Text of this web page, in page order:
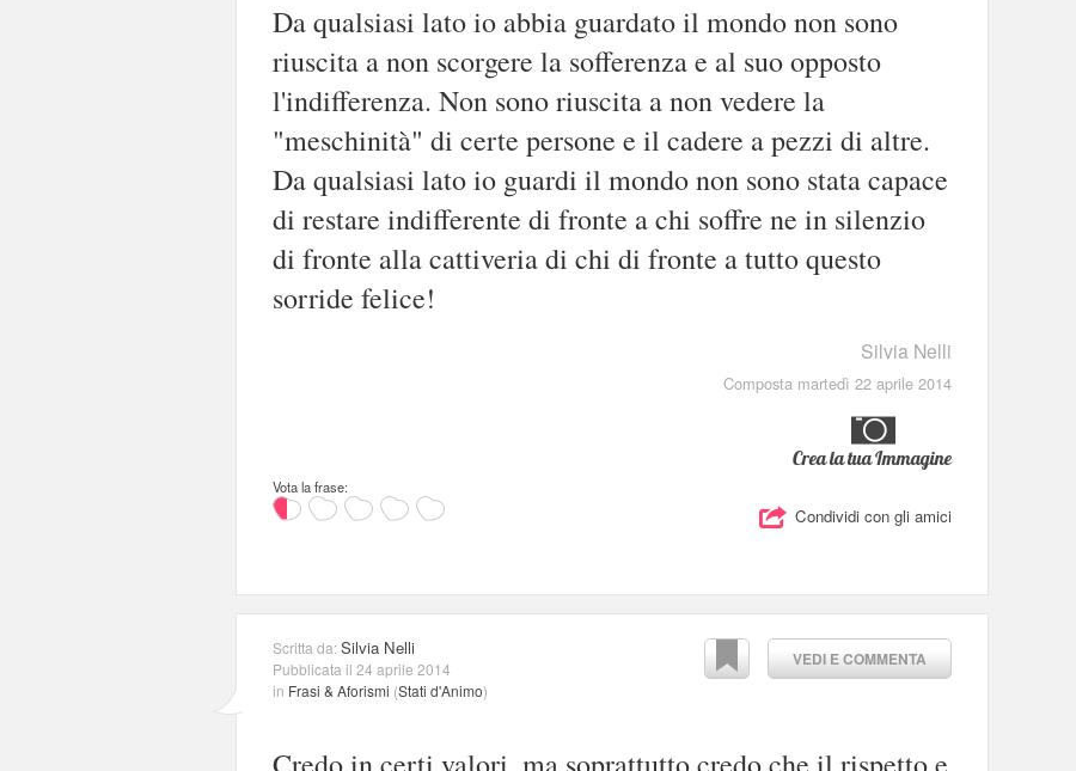
Da qualsiasi lato io abbia guardato il mondo non sono
riuscita a non scorgere la sofferenza e al suo opposto
l'indifferenza. Non sono riuscita a non vedere la
"meschinità" di certe persone e il cadere a pezzi di altre.
Da qualsiasi lato io guardi il mondo non sono stata capace
di restare indifferente di fronte a chi soffre ne in silenzio
di fronte alla cattiveria di chi di fronte a tutto questo
sorride felice!
Silvia Nelli
Composta martedì 22 aprile 2014
Crea la tua Immagine
Vota la frase:
Condividi con gli amici
VEDI E COMMENTA
Scritta da:Silvia Nelli
Pubblicata il 24 aprile 2014
in Frasi & Aforismi (Stati d'Animo)